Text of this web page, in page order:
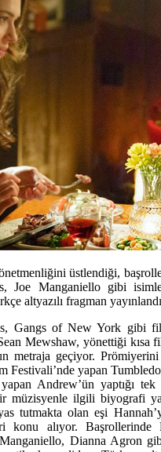
üstlendiği,
Joe Manganiello gibi
altyazılı fragman
Gangs of New York gibi
Mewshaw, yönettiği kısa
metraja geçiyor.
Festivali’nde yapan
Andrew’ün yaptığı tek
müzisyenle ilgili biyografi
tutmakta olan eşi
konu alıyor. Başrollerinde
Dianna Agron